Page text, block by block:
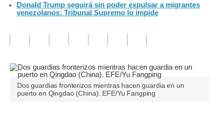
Plus G
Opinión
Pregunta de hoy
Blogs
Donald Trump seguirá sin poder expulsar a migrantes
venezolanos: Tribunal Supremo lo impide
Dos guardias fronterizos mientras hacen guardia en un
puerto en Qingdao (China). EFE/Yu Fangping